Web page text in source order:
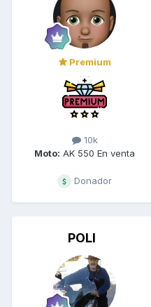
Premium
10k
Moto: AK 550 En venta
Donador
POLI